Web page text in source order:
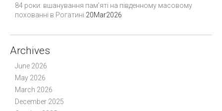
84 роки: вшанування пам’яті на південному масовому
похованні в Рогатині 20Mar2026
Archives
June 2026
May 2026
March 2026
December 2025